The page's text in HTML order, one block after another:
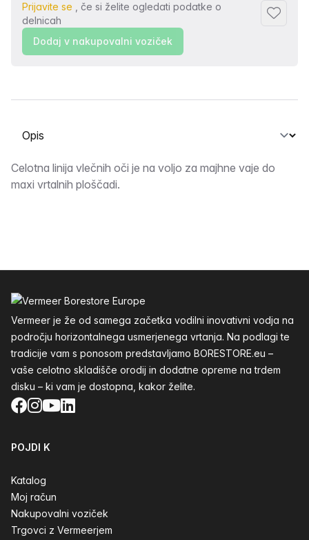
Prijavite se , če si želite ogledati podatke o
delnicah
Dodaj
Dodaj v nakupovalni voziček
Izberite zavihek
Opis
Celotna linija vlečnih oči je na voljo za majhne vaje do
maxi vrtalnih ploščadi.
Vermeer je že od samega začetka vodilni inovativni vodja na
področju horizontalnega usmerjenega vrtanja. Na podlagi te
tradicije vam s ponosom predstavljamo BORESTORE.eu –
vaše celotno skladišče orodij in dodatne opreme na trdem
disku – ki vam je dostopna, kakor želite.
Facebook
Instagram
YouTube
LinkedIn
POJDI K
Katalog
Moj račun
Nakupovalni voziček
Trgovci z Vermeerjem